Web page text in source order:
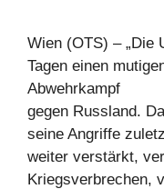
Wien (OTS) – „Die
Tagen einen
Abwehrkampf
gegen Russland.
seine Angriffe
weiter verstärkt,
Kriegsverbrechen,